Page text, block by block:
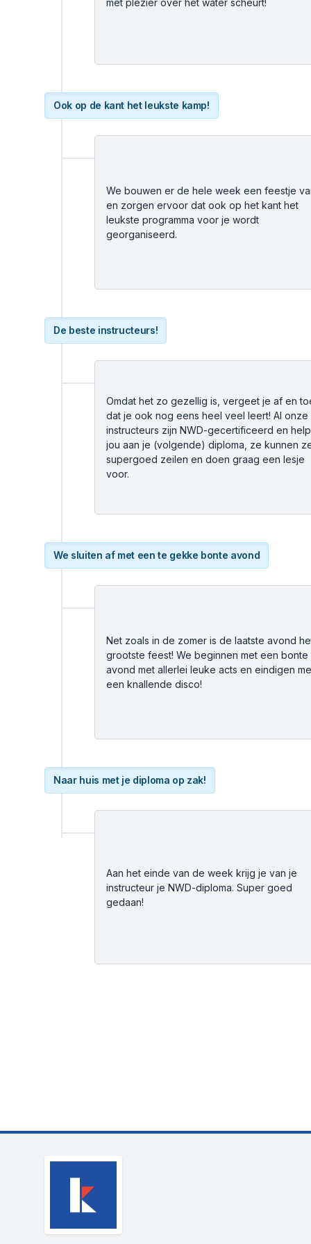
Ook op de kant het leukste kamp!
We bouwen er de hele week een feestje
en zorgen ervoor dat ook op het kant het
leukste programma voor je wordt
georganiseerd.
De beste instructeurs!
Omdat het zo gezellig is, vergeet je af en
dat je ook nog eens heel veel leert! Al onze
instructeurs zijn NWD-gecertificeerd en
jou aan je (volgende) diploma, ze kunnen
supergoed zeilen en doen graag een lesje
voor.
We sluiten af met een te gekke bonte avond
Net zoals in de zomer is de laatste avond
grootste feest! We beginnen met een bonte
avond met allerlei leuke acts en eindigen
een knallende disco!
Naar huis met je diploma op zak!
Aan het einde van de week krijg je van je
instructeur je NWD-diploma. Super goed
gedaan!